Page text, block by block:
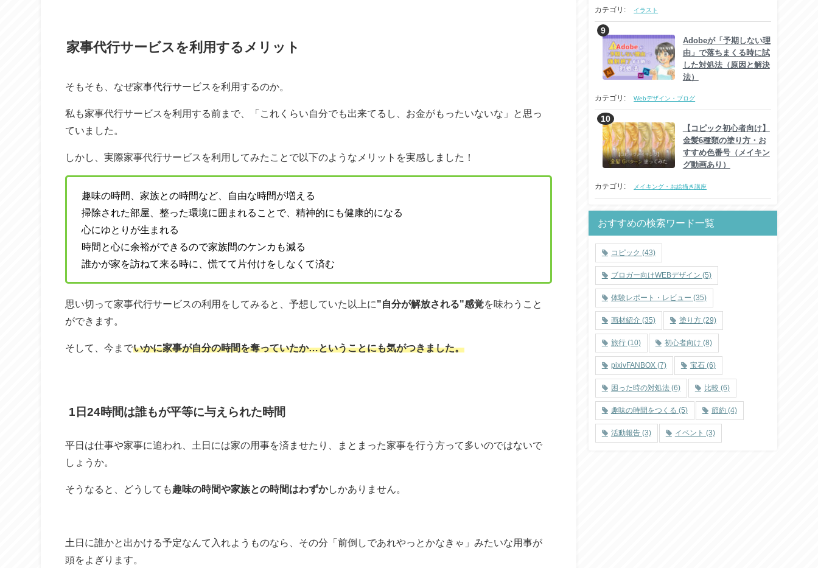
家事代行サービスを利用するメリット
そもそも、なぜ家事代行サービスを利用するのか。
私も家事代行サービスを利用する前まで、「これくらい自分でも出来てるし、お金がもったいないな」と思っ
ていました。
しかし、実際家事代行サービスを利用してみたことで以下のようなメリットを実感しました！
趣味の時間、家族との時間など、自由な時間が増える
掃除された部屋、整った環境に囲まれることで、精神的にも健康的になる
心にゆとりが生まれる
時間と心に余裕ができるので家族間のケンカも減る
誰かが家を訪ねて来る時に、慌てて片付けをしなくて済む
思い切って家事代行サービスの利用をしてみると、予想していた以上に"自分が解放される"感覚を味わうこと
ができます。
そして、今までいかに家事が自分の時間を奪っていたか…ということにも気がつきました。
1日24時間は誰もが平等に与えられた時間
平日は仕事や家事に追われ、土日には家の用事を済ませたり、まとまった家事を行う方って多いのではないで
しょうか。
そうなると、どうしても趣味の時間や家族との時間はわずかしかありません。
土日に誰かと出かける予定なんて入れようものなら、その分「前倒しであれやっとかなきゃ」みたいな用事が
頭をよぎります。
カテゴリ: イラスト
Adobeが「予期しない理
由」で落ちまくる時に試
した対処法（原因と解決
法）
カテゴリ: Webデザイン・ブログ
【コピック初心者向け】
金髪6種類の塗り方・お
すすめ色番号（メイキン
グ動画あり）
カテゴリ: メイキング・お絵描き講座
おすすめの検索ワード一覧
コピック (43)
体験レポート・レビュー (35)
画材紹介(35) 塗り方(29)
旅行(10) 初心者向け (8)
pixivFANBOX(7) 宝石(6)
困った時の対処法(6) 比較 (6)
趣味の時間をつくる (5)
ブロガー向けWEBデザイン (5)
節約(4)
活動報告(3) イベント (3)